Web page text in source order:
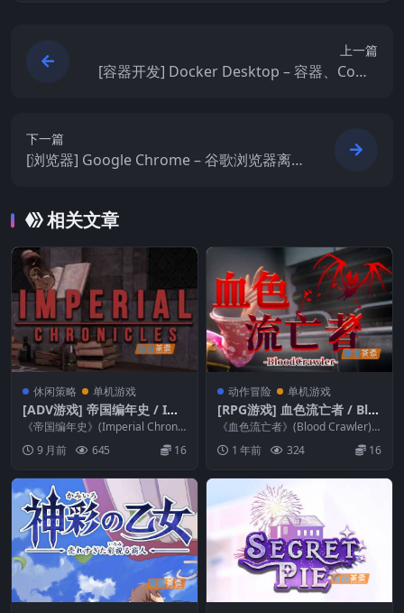
上一篇
[容器开发] Docker Desktop – 容器、Comp
下一篇
[浏览器] Google Chrome – 谷歌浏览器离线
相关文章
休闲策略 单机游戏
[ADV游戏] 帝国编年史 / Im
perial Chronicles – 视觉小
说 | PC中文版
《帝国编年史》(Imperial Chronic
les)是一款独立制作的欧美SL...
9 月前 645 16
动作冒险 单机游戏
[RPG游戏] 血色流亡者 / Blo
od Crawler – 剧情冒险 | St
eam中文版
《血色流亡者》(Blood Crawler)
是一款3D动作冒险游戏，讲述曾
经有一...
1 年前 324 16